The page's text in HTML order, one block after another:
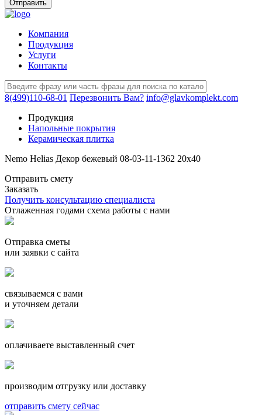
Компания
Продукция
Услуги
Контакты
8(499)110-68-01 Перезвонить Вам? info@glavkomplekt.com
Продукция
Напольные покрытия
Керамическая плитка
Nemo Helias Декор бежевый 08-03-11-1362 20х40
Отправить смету
Заказать
Получить консультацию специалиста
Отлаженная годами схема работы с нами
Отправка сметы
или заявки с сайта
связываемся с вами
и уточняем детали
оплачиваете выставленный счет
производим отгрузку или доставку
отправить смету сейчас